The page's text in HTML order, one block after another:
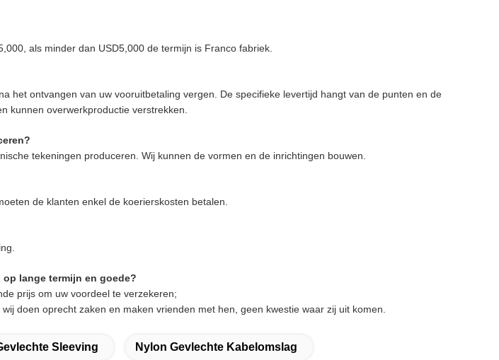
als minder dan USD5,000 de termijn is Franco fabriek.
het ontvangen van uw vooruitbetaling vergen. De specifieke levertijd hangt van de punten en de
kunnen overwerkproductie verstrekken.
tekeningen produceren. Wij kunnen de vormen en de inrichtingen bouwen.
de klanten enkel de koerierskosten betalen.
lange termijn en goede?
prijs om uw voordeel te verzekeren;
doen oprecht zaken en maken vrienden met hen, geen kwestie waar zij uit komen.
Sleeving Nylon Gevlechte Kabelomslag